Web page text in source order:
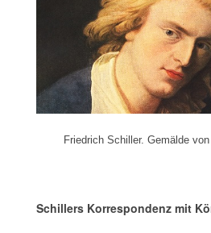
Friedrich Schiller. Gemälde
Schillers Korrespondenz mit